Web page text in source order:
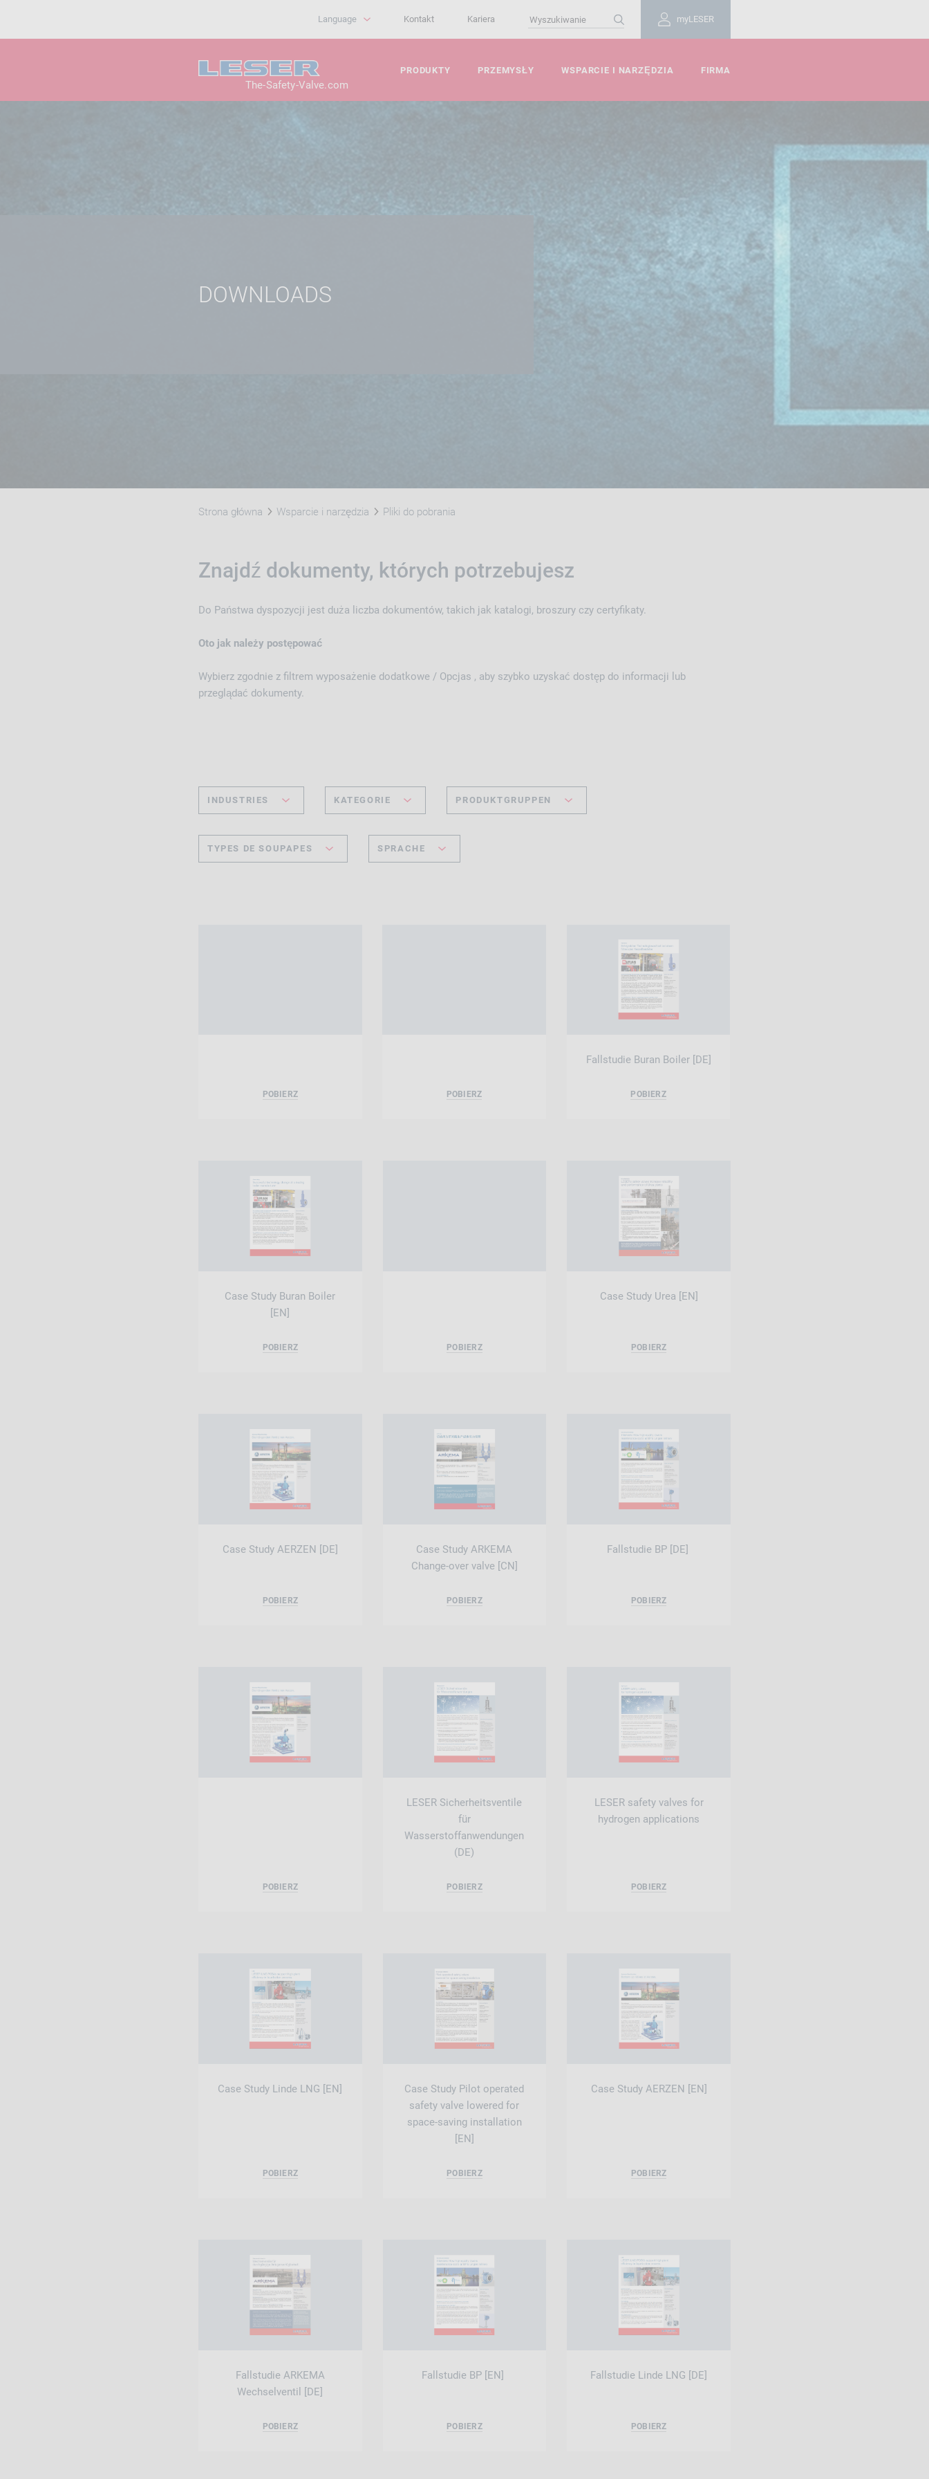
myLESER
Kontakt Kariera
Language
The-Safety-Valve.com
PRODUKTY PRZEMYSŁY WSPARCIE I NARZĘDZIA FIRMA
DOWNLOADS
Strona główna Wsparcie i narzędzia Pliki do pobrania
Znajdź dokumenty, których potrzebujesz
Do Państwa dyspozycji jest duża liczba dokumentów, takich jak katalogi, broszury czy certyfikaty.
Oto jak należy postępować
Wybierz zgodnie z filtrem wyposażenie dodatkowe / Opcjas , aby szybko uzyskać dostęp do informacji lub
przeglądać dokumenty.
INDUSTRIES KATEGORIE PRODUKTGRUPPEN
TYPES DE SOUPAPES SPRACHE
POBIERZ POBIERZ
Fallstudie Buran Boiler [DE]
POBIERZ
Case Study Buran Boiler
[EN]
POBIERZ POBIERZ
Case Study Urea [EN]
POBIERZ
Case Study AERZEN [DE]
POBIERZ
Case Study ARKEMA
Change-over valve [CN]
POBIERZ
Fallstudie BP [DE]
POBIERZ
POBIERZ
LESER Sicherheitsventile
für
Wasserstoffanwendungen
(DE)
POBIERZ
LESER safety valves for
hydrogen applications
POBIERZ
Case Study Linde LNG [EN]
POBIERZ
Case Study Pilot operated
safety valve lowered for
space-saving installation
[EN]
POBIERZ
Case Study AERZEN [EN]
POBIERZ
Fallstudie ARKEMA
Wechselventil [DE]
POBIERZ
Fallstudie BP [EN]
POBIERZ
Fallstudie Linde LNG [DE]
POBIERZ